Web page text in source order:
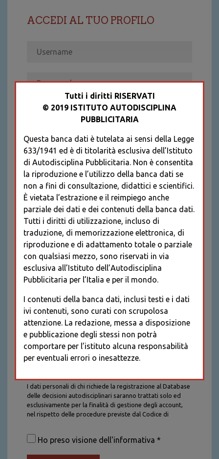
ACCEDI AL TUO PROFILO
Recupera password
REGISTRATI
* I CAMPI CONTRASSEGNATI SONO
OBBLIGATORI
I dati personali di chi richiede la registrazione al Database
delle decisioni autodisciplinari saranno trattati solo ed
esclusivamente per la finalità di gestione degli account,
nel rispetto delle procedure previste dal Codice di
saranno trattati con tutte le cautele richieste dalla legge e
saranno conservati per la durata stabilita caso per caso
Ho preso visione dell'informativa *
Tutti i diritti RISERVATI
© 2019 ISTITUTO AUTODISCIPLINA
PUBBLICITARIA
Questa banca dati è tutelata ai sensi della Legge
633/1941 ed è di titolarità esclusiva dell’Istituto
di Autodisciplina Pubblicitaria. Non è consentita
la riproduzione e l’utilizzo della banca dati se
non a fini di consultazione, didattici e scientifici.
È vietata l’estrazione e il reimpiego anche
parziale dei dati e dei contenuti della banca dati.
Tutti i diritti di utilizzazione, incluso di
traduzione, di memorizzazione elettronica, di
riproduzione e di adattamento totale o parziale
con qualsiasi mezzo, sono riservati in via
esclusiva all’Istituto dell’Autodisciplina
Pubblicitaria per l’Italia e per il mondo.
I contenuti della banca dati, inclusi testi e i dati
ivi contenuti, sono curati con scrupolosa
attenzione. La redazione, messa a disposizione
e pubblicazione degli stessi non potrà
comportare per l’istituto alcuna responsabilità
per eventuali errori o inesattezze.